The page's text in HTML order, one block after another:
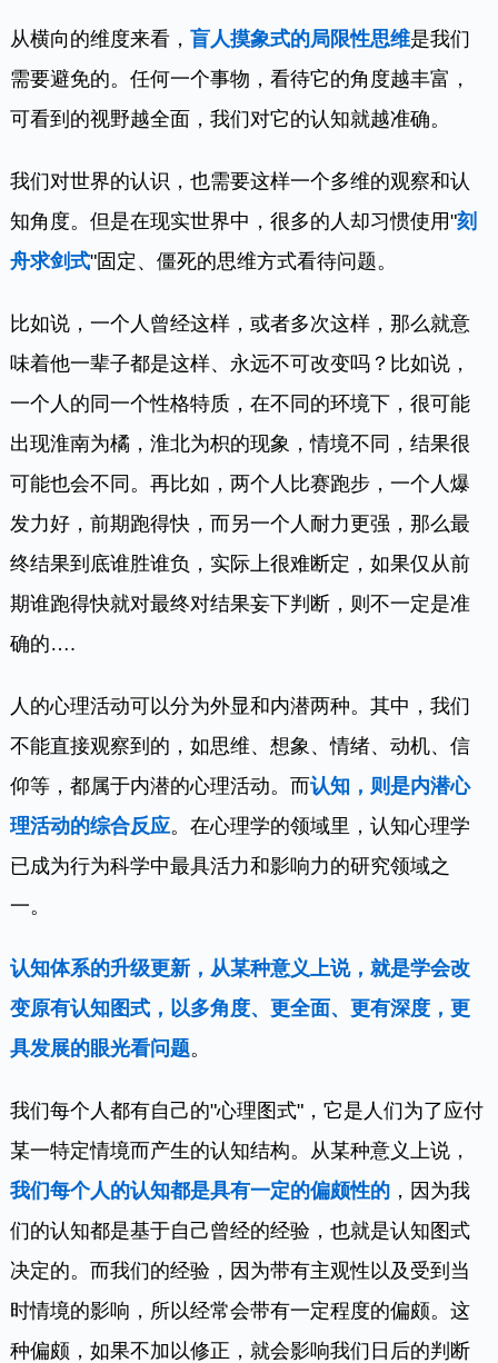
从横向的维度来看，盲人摸象式的局限性思维是我们
需要避免的。任何一个事物，看待它的角度越丰富，
可看到的视野越全面，我们对它的认知就越准确。
我们对世界的认识，也需要这样一个多维的观察和认
知角度。但是在现实世界中，很多的人却习惯使用"刻
舟求剑式"固定、僵死的思维方式看待问题。
比如说，一个人曾经这样，或者多次这样，那么就意
味着他一辈子都是这样、永远不可改变吗？比如说，
一个人的同一个性格特质，在不同的环境下，很可能
出现淮南为橘，淮北为枳的现象，情境不同，结果很
可能也会不同。再比如，两个人比赛跑步，一个人爆
发力好，前期跑得快，而另一个人耐力更强，那么最
终结果到底谁胜谁负，实际上很难断定，如果仅从前
期谁跑得快就对最终对结果妄下判断，则不一定是准
确的….
人的心理活动可以分为外显和内潜两种。其中，我们
不能直接观察到的，如思维、想象、情绪、动机、信
仰等，都属于内潜的心理活动。而认知，则是内潜心
理活动的综合反应。在心理学的领域里，认知心理学
已成为行为科学中最具活力和影响力的研究领域之
一。
认知体系的升级更新，从某种意义上说，就是学会改
变原有认知图式，以多角度、更全面、更有深度，更
具发展的眼光看问题。
我们每个人都有自己的"心理图式"，它是人们为了应付
某一特定情境而产生的认知结构。从某种意义上说，
我们每个人的认知都是具有一定的偏颇性的 ，因为我
们的认知都是基于自己曾经的经验，也就是认知图式
决定的。而我们的经验，因为带有主观性以及受到当
时情境的影响，所以经常会带有一定程度的偏颇。这
种偏颇，如果不加以修正，就会影响我们日后的判断